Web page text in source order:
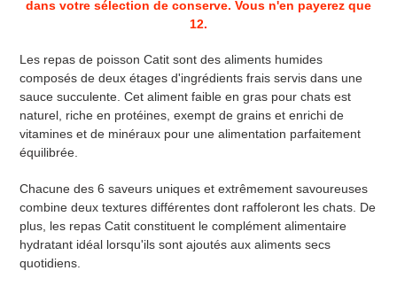
dans votre sélection de conserve. Vous n'en payerez que
12.
Les repas de poisson Catit sont des aliments humides
composés de deux étages d'ingrédients frais servis dans une
sauce succulente. Cet aliment faible en gras pour chats est
naturel, riche en protéines, exempt de grains et enrichi de
vitamines et de minéraux pour une alimentation parfaitement
équilibrée.
Chacune des 6 saveurs uniques et extrêmement savoureuses
combine deux textures différentes dont raffoleront les chats. De
plus, les repas Catit constituent le complément alimentaire
hydratant idéal lorsqu'ils sont ajoutés aux aliments secs
quotidiens.